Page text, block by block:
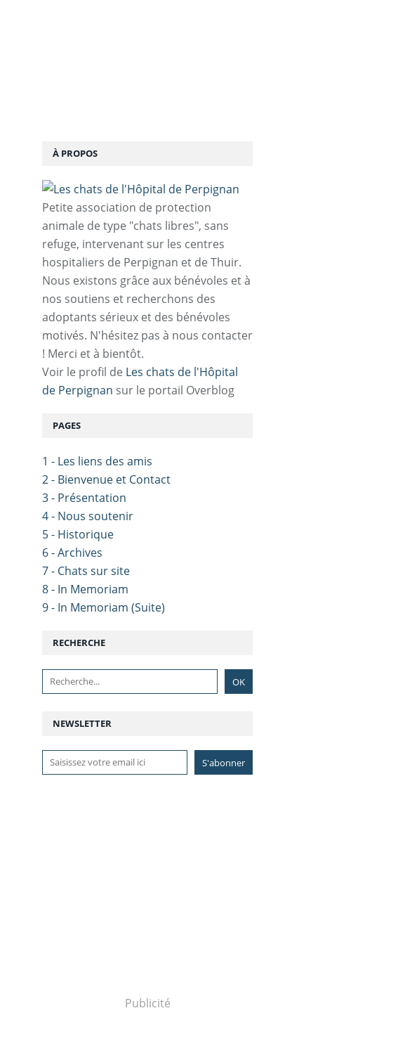
NEWSLETTER
RECHERCHE
À PROPOS
Petite association de protection
animale de type "chats libres", sans
refuge, intervenant sur les centres
hospitaliers de Perpignan et de Thuir.
Nous existons grâce aux bénévoles et à
nos soutiens et recherchons des
adoptants sérieux et des bénévoles
motivés. N'hésitez pas à nous contacter
! Merci et à bientôt.
Voir le profil de Les chats de l'Hôpital
de Perpignan sur le portail Overblog
Publicité
PAGES
1 - Les liens des amis
2 - Bienvenue et Contact
3 - Présentation
4 - Nous soutenir
5 - Historique
6 - Archives
7 - Chats sur site
8 - In Memoriam
9 - In Memoriam (Suite)